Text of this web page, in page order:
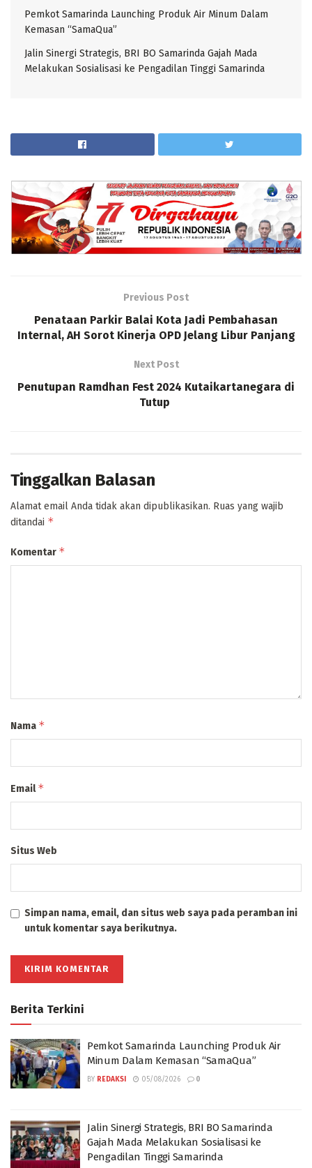
Pemkot Samarinda Launching Produk Air Minum Dalam
Kemasan “SamaQua”
Jalin Sinergi Strategis, BRI BO Samarinda Gajah Mada
Melakukan Sosialisasi ke Pengadilan Tinggi Samarinda
Previous Post
Penataan Parkir Balai Kota Jadi Pembahasan
Internal, AH Sorot Kinerja OPD Jelang Libur Panjang
Next Post
Penutupan Ramdhan Fest 2024 Kutaikartanegara di
Tutup
Tinggalkan Balasan
Alamat email Anda tidak akan dipublikasikan. Ruas yang wajib
ditandai *
Komentar *
Nama *
Email*
Situs Web
Simpan nama, email, dan situs web saya pada peramban ini
untuk komentar saya berikutnya.
Berita Terkini
Pemkot Samarinda Launching Produk Air
Minum Dalam Kemasan “SamaQua”
BY REDAKSI 05/08/2026 0
Jalin Sinergi Strategis, BRI BO Samarinda
Gajah Mada Melakukan Sosialisasi ke
Pengadilan Tinggi Samarinda